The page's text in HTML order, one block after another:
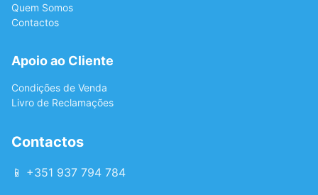
Quem Somos
Contactos
Apoio ao Cliente
Condições de Venda
Livro de Reclamações
Contactos
📱 +351 937 794 784